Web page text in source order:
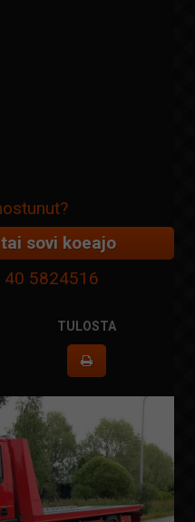
sovi koeajo
40 5824516
TULOSTA